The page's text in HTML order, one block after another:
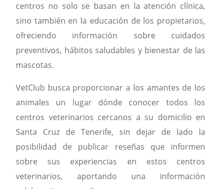
centros no solo se basan en la atención clínica,
sino también en la educación de los propietarios,
ofreciendo información sobre cuidados
preventivos, hábitos saludables y bienestar de las
mascotas.
VetClub busca proporcionar a los amantes de los
animales un lugar dónde conocer todos los
centros veterinarios cercanos a su domicilio en
Santa Cruz de Tenerife, sin dejar de lado la
posibilidad de publicar reseñas que informen
sobre sus experiencias en estos centros
veterinarios, aportando una información